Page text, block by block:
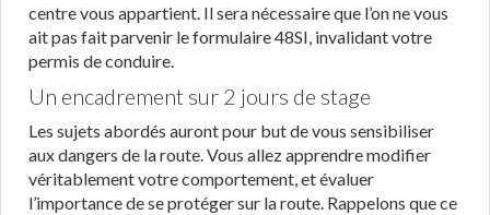
centre vous appartient. Il sera nécessaire que l’on ne vous
ait pas fait parvenir le formulaire 48SI, invalidant votre
permis de conduire.
Un encadrement sur 2 jours de stage
Les sujets abordés auront pour but de vous sensibiliser
aux dangers de la route. Vous allez apprendre modifier
véritablement votre comportement, et évaluer
l’importance de se protéger sur la route. Rappelons que ce